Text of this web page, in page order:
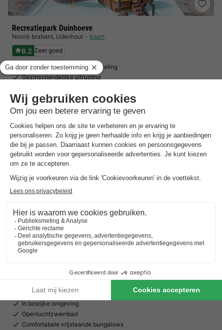
Recreatiepark Duinhoeve
Noord-brabant, Udenhout Kaart
8.2 Zeer goed
Slechts 10 minuten van de Efteling
Gezinsvriendelijke uitrusting
Toon prijzen
Diessen-baarschot Kaart
Zeer goed
In bosrijke omgeving
Openluchtzwembad
Comfortabele vrijstaande bungalows